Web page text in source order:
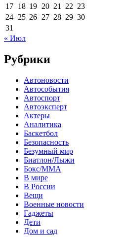
17 18 19 20 21 22 23
24 25 26 27 28 29 30
31
« Июл
Рубрики
Автоновости
Автособытия
Автоспорт
Автоэксперт
Актеры
Аналитика
Баскетбол
Безопасность
Безумный мир
Биатлон/Лыжи
Бокс/MMA
В мире
В России
Вещи
Военные новости
Гаджеты
Дети
Дом и сад